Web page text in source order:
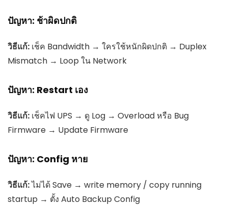
ปัญหา: ช้าผิดปกติ
วิธีแก้: เช็ค Bandwidth → ใครใช้หนักผิดปกติ → Duplex
Mismatch → Loop ใน Network
ปัญหา: Restart เอง
วิธีแก้: เช็คไฟ UPS → ดู Log → Overload หรือ Bug
Firmware → Update Firmware
ปัญหา: Config หาย
วิธีแก้:ไม่ได้ Save → write memory / copy running
startup → ตั้ง Auto Backup Config